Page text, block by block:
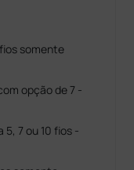
somente
opção de 7 -
5, 7 ou 10 fios -